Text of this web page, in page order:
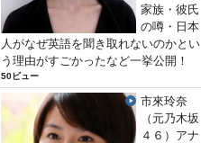
家族・彼氏
の噂・日本
人がなぜ英語を聞き取れないのかとい
う理由がすごかったなど一挙公開！
50ビュー
市來玲奈
（元乃木坂
４６）アナ